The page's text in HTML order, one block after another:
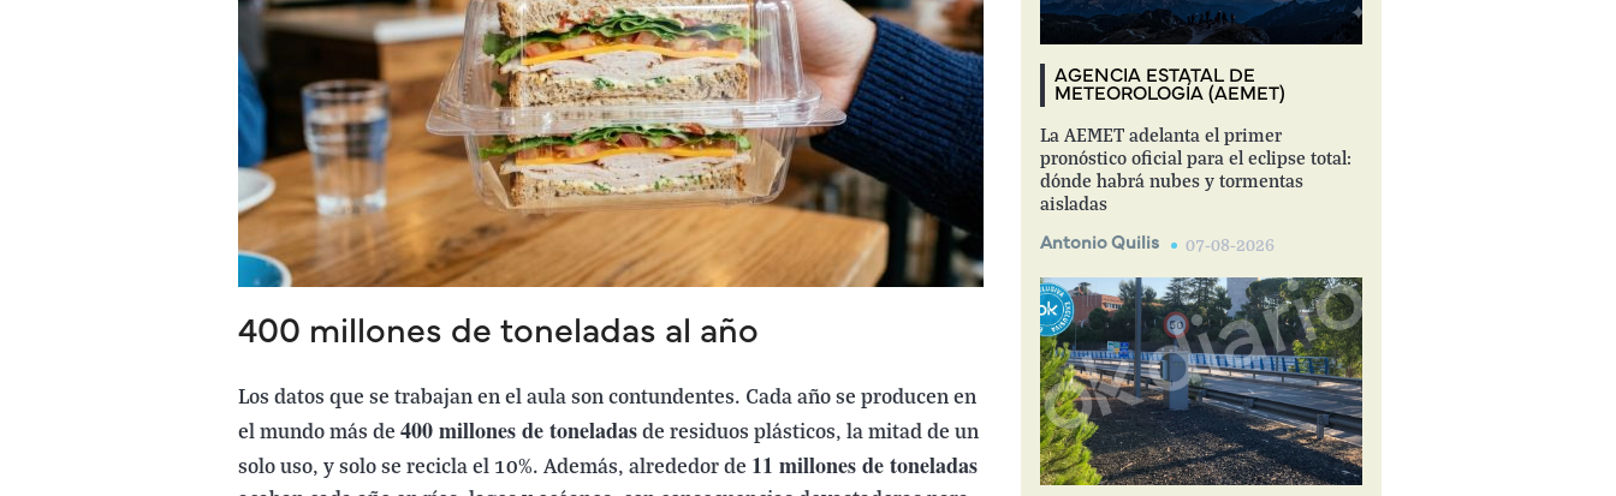
400 millones de toneladas al año
Los datos que se trabajan en el aula son contundentes. Cada año se producen en
el mundo más de 400 millones de toneladas de residuos plásticos, la mitad de un
solo uso, y solo se recicla el 10%. Además, alrededor de 11 millones de toneladas
AGENCIA ESTATAL DE
METEOROLOGÍA (AEMET)
La AEMET adelanta el primer
pronóstico oficial para el eclipse total:
dónde habrá nubes y tormentas
aisladas
Antonio Quilis 07-08-2026